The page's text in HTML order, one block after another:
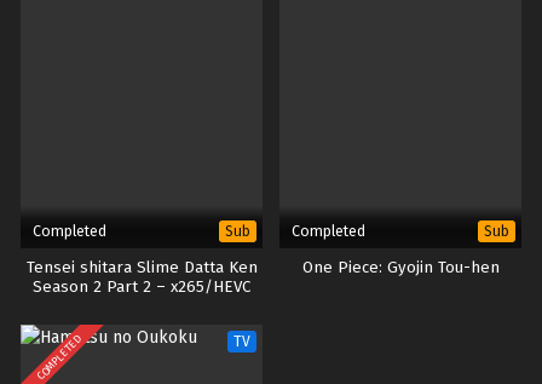
Completed Sub
Tensei shitara Slime Datta Ken
Season 2 Part 2 – x265/HEVC
Completed Sub
One Piece: Gyojin Tou-hen
COMPLETED TV